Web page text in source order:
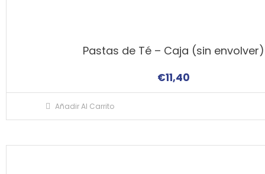
Pastas de Té – Caja (sin envolver)
€11,40
Añadir Al Carrito